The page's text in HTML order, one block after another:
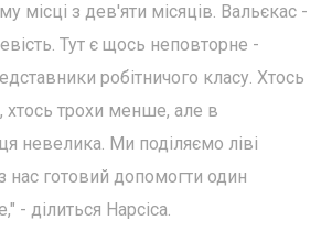
з дев'яти місяців. Вальєкас -
Тут є щось неповторне -
робітничого класу. Хтось
хтось трохи менше, але в
невелика. Ми поділяємо ліві
нас готовий допомогти один
- ділиться Нарсіса.